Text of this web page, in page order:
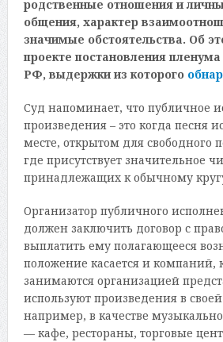
родственные отношения и
общения, характер
значимые обстоятельства. Об
проекте постановления
РФ, выдержки из которого
Суд напоминает, что публичное
произведения – это когда песня
месте, открытом для свободного
где присутствует значительное
принадлежащих к обычному
Организатор публичного
должен заключить договор с
выплатить ему полагающееся
положение касается и компаний,
занимаются организацией
используют произведения в своей
например, в качестве
— кафе, рестораны, торговые